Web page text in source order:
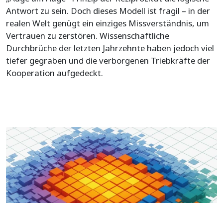
Antwort zu sein. Doch dieses Modell ist fragil – in der
realen Welt genügt ein einziges Missverständnis, um
Vertrauen zu zerstören. Wissenschaftliche
Durchbrüche der letzten Jahrzehnte haben jedoch viel
tiefer gegraben und die verborgenen Triebkräfte der
Kooperation aufgedeckt.